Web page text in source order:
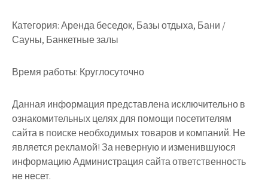
Категория:Аренда беседок, Базы отдыха, Бани /
Сауны, Банкетные залы
Время работы: Круглосуточно
Данная информация представлена исключительно в
ознакомительных целях для помощи посетителям
сайта в поиске необходимых товаров и компаний. Не
является рекламой! За неверную и изменившуюся
информацию Администрация сайта ответственность
не несет.